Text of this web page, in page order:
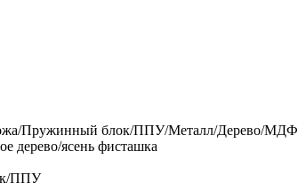
Пружинный блок/ППУ/Металл/Дерево/МДФ
дерево/ясень фисташка
ППУ